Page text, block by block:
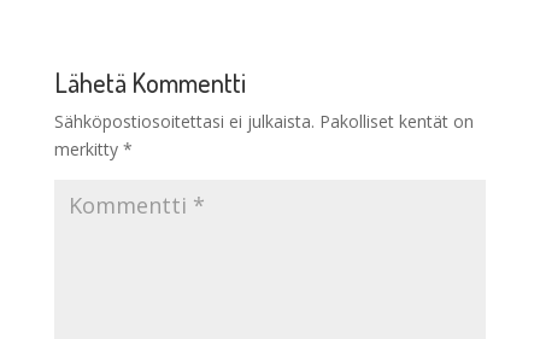
Lähetä Kommentti
Sähköpostiosoitettasi ei julkaista. Pakolliset kentät on
merkitty *